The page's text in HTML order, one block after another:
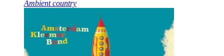
Ambient country